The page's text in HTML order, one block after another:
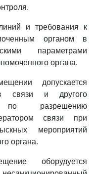
и требования к
органом в
параметрами
органа.
допускается
связи и другого
по разрешению
связи при
мероприятий
органа.
оборудуется